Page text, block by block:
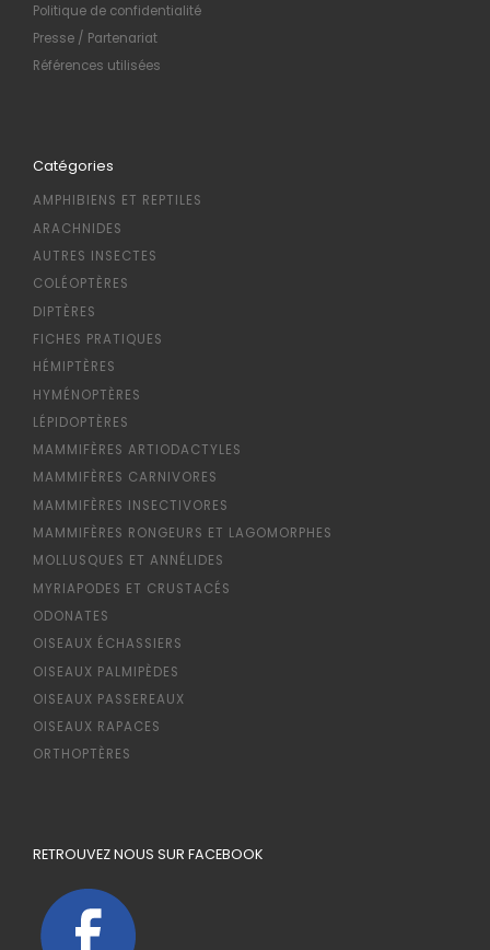
Politique de confidentialité
Presse / Partenariat
Références utilisées
Catégories
AMPHIBIENS ET REPTILES
ARACHNIDES
AUTRES INSECTES
COLÉOPTÈRES
DIPTÈRES
FICHES PRATIQUES
HÉMIPTÈRES
HYMÉNOPTÈRES
LÉPIDOPTÈRES
MAMMIFÈRES ARTIODACTYLES
MAMMIFÈRES CARNIVORES
MAMMIFÈRES INSECTIVORES
MAMMIFÈRES RONGEURS ET LAGOMORPHES
MOLLUSQUES ET ANNÉLIDES
MYRIAPODES ET CRUSTACÉS
ODONATES
OISEAUX ÉCHASSIERS
OISEAUX PALMIPÈDES
OISEAUX PASSEREAUX
OISEAUX RAPACES
ORTHOPTÈRES
RETROUVEZ NOUS SUR FACEBOOK